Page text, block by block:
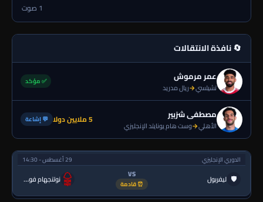
1 صوت
🔄 نافذة الانتقالات
عمر مرموش
تشيلسي→ريال مدريد
✅ مؤكد
مصطفى شزبير
الأهلي→وست هام يونايتد الإنجليزي 5 ملايين دولا 💬 إشاعة
الدوري الإنجليزي 29 أغسطس - 14:30
🛡 ليفربول VS
⏰ قادمة نوتنجهام فورست